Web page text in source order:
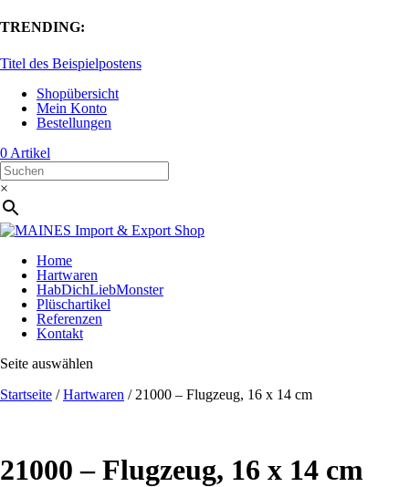
TRENDING:
Titel des Beispielpostens
Shopübersicht
Mein Konto
Bestellungen
0 Artikel
×
Home
Hartwaren
HabDichLiebMonster
Plüschartikel
Referenzen
Kontakt
Seite auswählen
Startseite /Hartwaren / 21000 – Flugzeug, 16 x 14 cm
21000 – Flugzeug, 16 x 14 cm